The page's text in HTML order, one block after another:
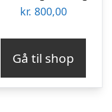
kr. 800,00
Gå til shop